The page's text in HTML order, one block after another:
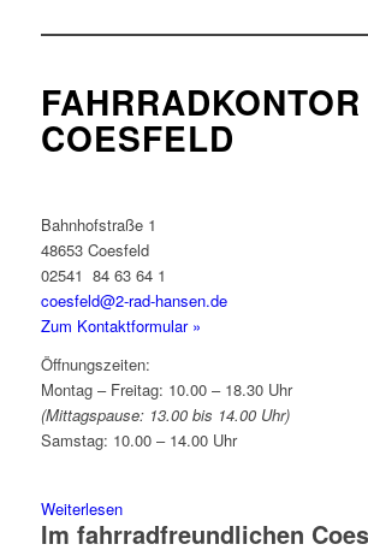
FAHRRADKONTOR
COESFELD
Bahnhofstraße 1
48653 Coesfeld
02541 84 63 64 1
coesfeld@2-rad-hansen.de
Zum Kontaktformular »
Öffnungszeiten:
Montag – Freitag: 10.00 – 18.30 Uhr
(Mittagspause: 13.00 bis 14.00 Uhr)
Samstag: 10.00 – 14.00 Uhr
Weiterlesen
Im fahrradfreundlichen